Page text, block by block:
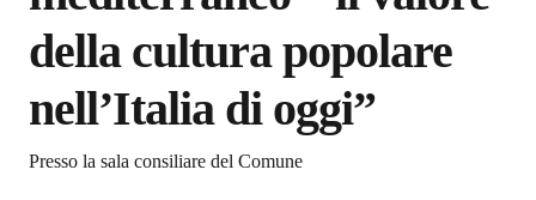
della cultura popolare
nell’Italia di oggi”
Presso la sala consiliare del Comune